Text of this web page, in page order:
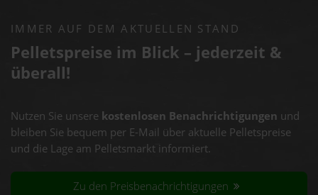
IMMER AUF DEM AKTUELLEN STAND
Pelletspreise im Blick – jederzeit &
überall!
Nutzen Sie unsere kostenlosen Benachrichtigungen und
bleiben Sie bequem per E-Mail über aktuelle Pelletspreise
und die Lage am Pelletsmarkt informiert.
Zu den Preisbenachrichtigungen